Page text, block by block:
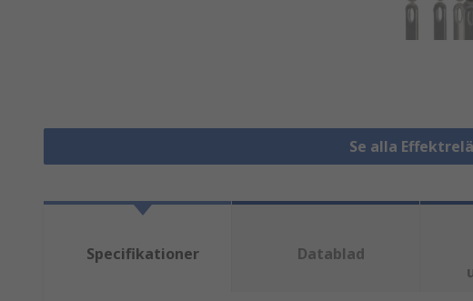
Se alla
Specifikationer Datablad